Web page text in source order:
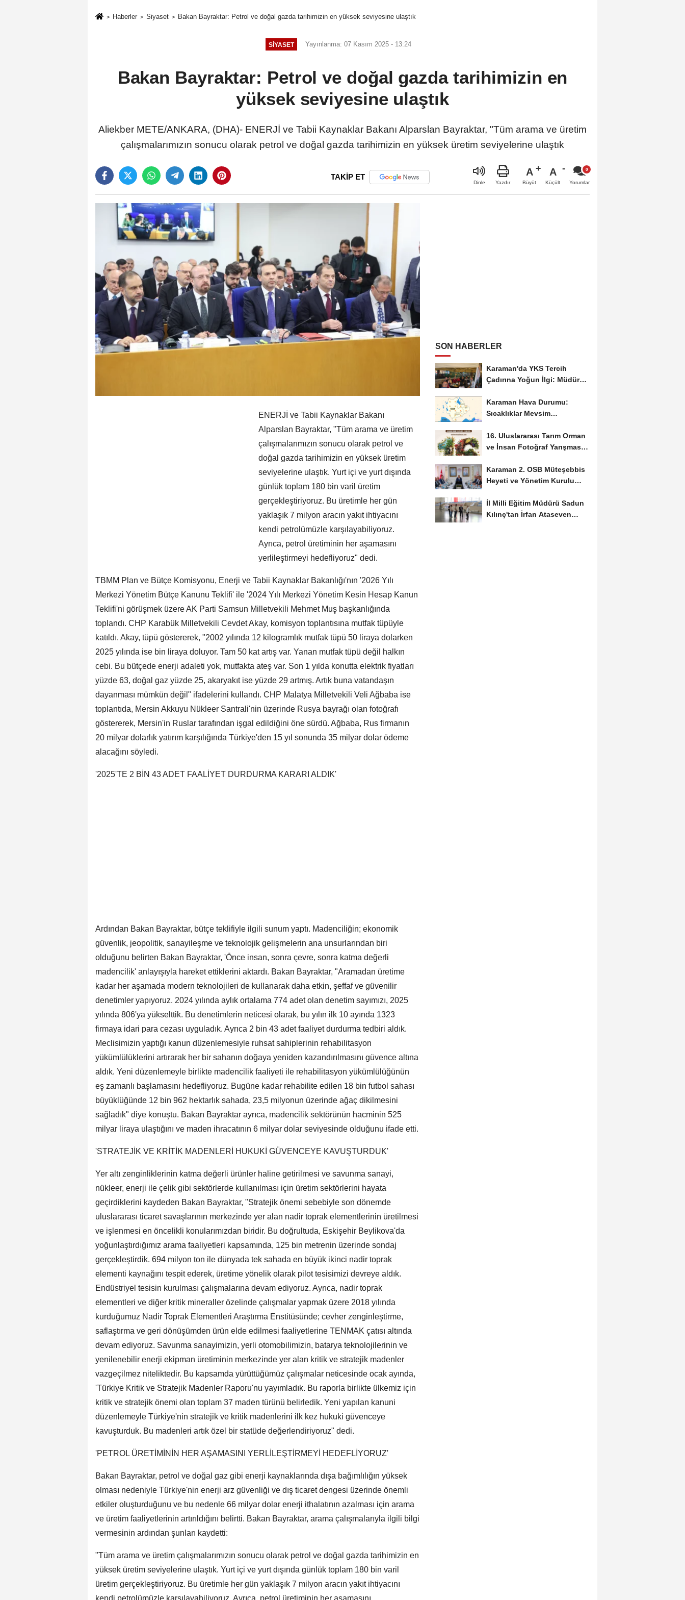
Haberler Siyaset Bakan Bayraktar: Petrol ve doğal gazda tarihimizin en yüksek seviyesine ulaştık
SIYASET Yayınlanma: 07 Kasım 2025 - 13:24
Bakan Bayraktar: Petrol ve doğal gazda tarihimizin en
yüksek seviyesine ulaştık
Aliekber METE/ANKARA, (DHA)- ENERJİ ve Tabii Kaynaklar Bakanı Alparslan Bayraktar, "Tüm arama ve üretim
çalışmalarımızın sonucu olarak petrol ve doğal gazda tarihimizin en yüksek üretim seviyelerine ulaştık
TAKİP ET
Dinle Yazdır
A
Büyüt
A
Küçült Yorumlar
ENERJİ ve Tabii Kaynaklar Bakanı
Alparslan Bayraktar, "Tüm arama ve üretim
çalışmalarımızın sonucu olarak petrol ve
doğal gazda tarihimizin en yüksek üretim
seviyelerine ulaştık. Yurt içi ve yurt dışında
günlük toplam 180 bin varil üretim
gerçekleştiriyoruz. Bu üretimle her gün
yaklaşık 7 milyon aracın yakıt ihtiyacını
kendi petrolümüzle karşılayabiliyoruz.
Ayrıca, petrol üretiminin her aşamasını
yerlileştirmeyi hedefliyoruz" dedi.
TBMM Plan ve Bütçe Komisyonu, Enerji ve Tabii Kaynaklar Bakanlığı'nın '2026 Yılı
Merkezi Yönetim Bütçe Kanunu Teklifi' ile '2024 Yılı Merkezi Yönetim Kesin Hesap Kanun
Teklifi'ni görüşmek üzere AK Parti Samsun Milletvekili Mehmet Muş başkanlığında
toplandı. CHP Karabük Milletvekili Cevdet Akay, komisyon toplantısına mutfak tüpüyle
katıldı. Akay, tüpü göstererek, "2002 yılında 12 kilogramlık mutfak tüpü 50 liraya dolarken
2025 yılında ise bin liraya doluyor. Tam 50 kat artış var. Yanan mutfak tüpü değil halkın
cebi. Bu bütçede enerji adaleti yok, mutfakta ateş var. Son 1 yılda konutta elektrik fiyatları
yüzde 63, doğal gaz yüzde 25, akaryakıt ise yüzde 29 artmış. Artık buna vatandaşın
dayanması mümkün değil" ifadelerini kullandı. CHP Malatya Milletvekili Veli Ağbaba ise
toplantıda, Mersin Akkuyu Nükleer Santrali'nin üzerinde Rusya bayrağı olan fotoğrafı
göstererek, Mersin'in Ruslar tarafından işgal edildiğini öne sürdü. Ağbaba, Rus firmanın
20 milyar dolarlık yatırım karşılığında Türkiye'den 15 yıl sonunda 35 milyar dolar ödeme
alacağını söyledi.
'2025'TE 2 BİN 43 ADET FAALİYET DURDURMA KARARI ALDIK'
Ardından Bakan Bayraktar, bütçe teklifiyle ilgili sunum yaptı. Madenciliğin; ekonomik
güvenlik, jeopolitik, sanayileşme ve teknolojik gelişmelerin ana unsurlarından biri
olduğunu belirten Bakan Bayraktar, 'Önce insan, sonra çevre, sonra katma değerli
madencilik' anlayışıyla hareket ettiklerini aktardı. Bakan Bayraktar, "Aramadan üretime
kadar her aşamada modern teknolojileri de kullanarak daha etkin, şeffaf ve güvenilir
denetimler yapıyoruz. 2024 yılında aylık ortalama 774 adet olan denetim sayımızı, 2025
yılında 806'ya yükselttik. Bu denetimlerin neticesi olarak, bu yılın ilk 10 ayında 1323
firmaya idari para cezası uyguladık. Ayrıca 2 bin 43 adet faaliyet durdurma tedbiri aldık.
Meclisimizin yaptığı kanun düzenlemesiyle ruhsat sahiplerinin rehabilitasyon
yükümlülüklerini artırarak her bir sahanın doğaya yeniden kazandırılmasını güvence altına
aldık. Yeni düzenlemeyle birlikte madencilik faaliyeti ile rehabilitasyon yükümlülüğünün
eş zamanlı başlamasını hedefliyoruz. Bugüne kadar rehabilite edilen 18 bin futbol sahası
büyüklüğünde 12 bin 962 hektarlık sahada, 23,5 milyonun üzerinde ağaç dikilmesini
sağladık" diye konuştu. Bakan Bayraktar ayrıca, madencilik sektörünün hacminin 525
milyar liraya ulaştığını ve maden ihracatının 6 milyar dolar seviyesinde olduğunu ifade etti.
'STRATEJİK VE KRİTİK MADENLERİ HUKUKİ GÜVENCEYE KAVUŞTURDUK'
Yer altı zenginliklerinin katma değerli ürünler haline getirilmesi ve savunma sanayi,
nükleer, enerji ile çelik gibi sektörlerde kullanılması için üretim sektörlerini hayata
geçirdiklerini kaydeden Bakan Bayraktar, "Stratejik önemi sebebiyle son dönemde
uluslararası ticaret savaşlarının merkezinde yer alan nadir toprak elementlerinin üretilmesi
ve işlenmesi en öncelikli konularımızdan biridir. Bu doğrultuda, Eskişehir Beylikova'da
yoğunlaştırdığımız arama faaliyetleri kapsamında, 125 bin metrenin üzerinde sondaj
gerçekleştirdik. 694 milyon ton ile dünyada tek sahada en büyük ikinci nadir toprak
elementi kaynağını tespit ederek, üretime yönelik olarak pilot tesisimizi devreye aldık.
Endüstriyel tesisin kurulması çalışmalarına devam ediyoruz. Ayrıca, nadir toprak
elementleri ve diğer kritik mineraller özelinde çalışmalar yapmak üzere 2018 yılında
kurduğumuz Nadir Toprak Elementleri Araştırma Enstitüsünde; cevher zenginleştirme,
saflaştırma ve geri dönüşümden ürün elde edilmesi faaliyetlerine TENMAK çatısı altında
devam ediyoruz. Savunma sanayimizin, yerli otomobilimizin, batarya teknolojilerinin ve
yenilenebilir enerji ekipman üretiminin merkezinde yer alan kritik ve stratejik madenler
vazgeçilmez niteliktedir. Bu kapsamda yürüttüğümüz çalışmalar neticesinde ocak ayında,
'Türkiye Kritik ve Stratejik Madenler Raporu'nu yayımladık. Bu raporla birlikte ülkemiz için
kritik ve stratejik önemi olan toplam 37 maden türünü belirledik. Yeni yapılan kanuni
düzenlemeyle Türkiye'nin stratejik ve kritik madenlerini ilk kez hukuki güvenceye
kavuşturduk. Bu madenleri artık özel bir statüde değerlendiriyoruz" dedi.
'PETROL ÜRETİMİNİN HER AŞAMASINI YERLİLEŞTİRMEYİ HEDEFLİYORUZ'
Bakan Bayraktar, petrol ve doğal gaz gibi enerji kaynaklarında dışa bağımlılığın yüksek
olması nedeniyle Türkiye'nin enerji arz güvenliği ve dış ticaret dengesi üzerinde önemli
etkiler oluşturduğunu ve bu nedenle 66 milyar dolar enerji ithalatının azalması için arama
ve üretim faaliyetlerinin artırıldığını belirtti. Bakan Bayraktar, arama çalışmalarıyla ilgili bilgi
vermesinin ardından şunları kaydetti:
"Tüm arama ve üretim çalışmalarımızın sonucu olarak petrol ve doğal gazda tarihimizin en
yüksek üretim seviyelerine ulaştık. Yurt içi ve yurt dışında günlük toplam 180 bin varil
üretim gerçekleştiriyoruz. Bu üretimle her gün yaklaşık 7 milyon aracın yakıt ihtiyacını
kendi petrolümüzle karşılayabiliyoruz. Ayrıca, petrol üretiminin her aşamasını
SON HABERLER
Karaman'da YKS Tercih
Çadırına Yoğun İlgi: Müdür
Karaman Hava Durumu:
Sıcaklıklar Mevsim
Seyredecek
16. Uluslararası Tarım Orman
ve İnsan Fotoğraf Yarışması
Karaman 2. OSB Müteşebbis
Heyeti ve Yönetim Kurulu
İl Milli Eğitim Müdürü Sadun
Kılınç'tan İrfan Ataseven